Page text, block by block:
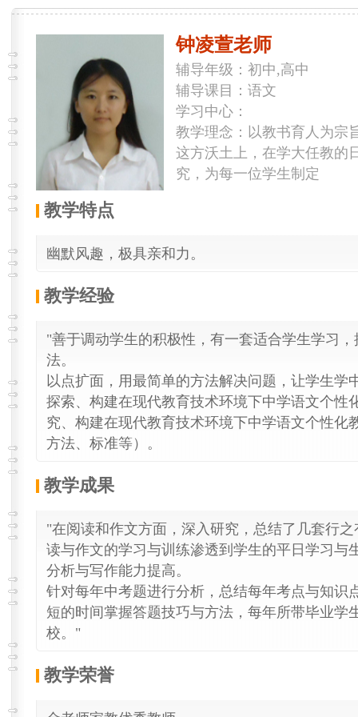
钟凌萱老师
辅导年级：初中,高中
辅导课目：语文
学习中心：
教学理念：以教书育人为宗
这方沃土上，在学大任教的
究，为每一位学生制定
教学特点
幽默风趣，极具亲和力。
教学经验
"善于调动学生的积极性，有一套适合学生学习
法。
以点扩面，用最简单的方法解决问题，让学生学
探索、构建在现代教育技术环境下中学语文个性
究、构建在现代教育技术环境下中学语文个性化
方法、标准等）。
教学成果
"在阅读和作文方面，深入研究，总结了几套行
读与作文的学习与训练渗透到学生的平日学习与
分析与写作能力提高。
针对每年中考题进行分析，总结每年考点与知识
短的时间掌握答题技巧与方法，每年所带毕业学
校。"
教学荣誉